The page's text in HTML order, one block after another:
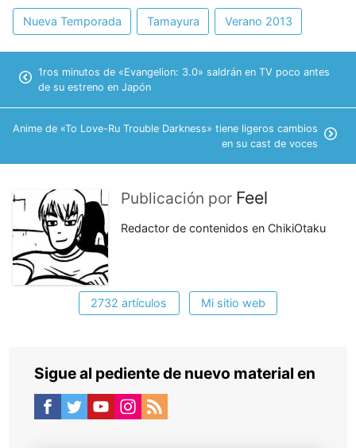
Nueva Temporada Tamayura Verano 2013
1ros minutos de «Evangelion: 3.0» saldrán en TV poco antes
de su estreno en Japón
Anime de «To Love-Ru Trouble Darkness» tiene ligeros cambios
en su cast de voces
Publicación por Feel
Redactor de contenidos en ChikiOtaku
2732 artículos Mi sitio web
Sigue al pediente de nuevo material en